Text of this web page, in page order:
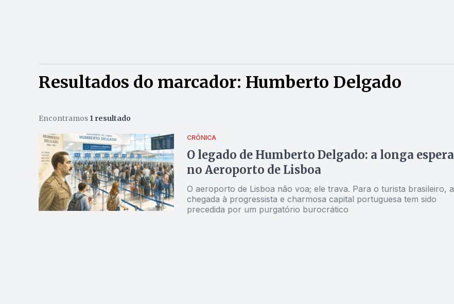
Resultados do marcador: Humberto Delgado
Encontramos 1 resultado
CRÔNICA
O legado de Humberto Delgado: a longa espera
no Aeroporto de Lisboa
O aeroporto de Lisboa não voa; ele trava. Para o turista brasileiro, a
chegada à progressista e charmosa capital portuguesa tem sido
precedida por um purgatório burocrático